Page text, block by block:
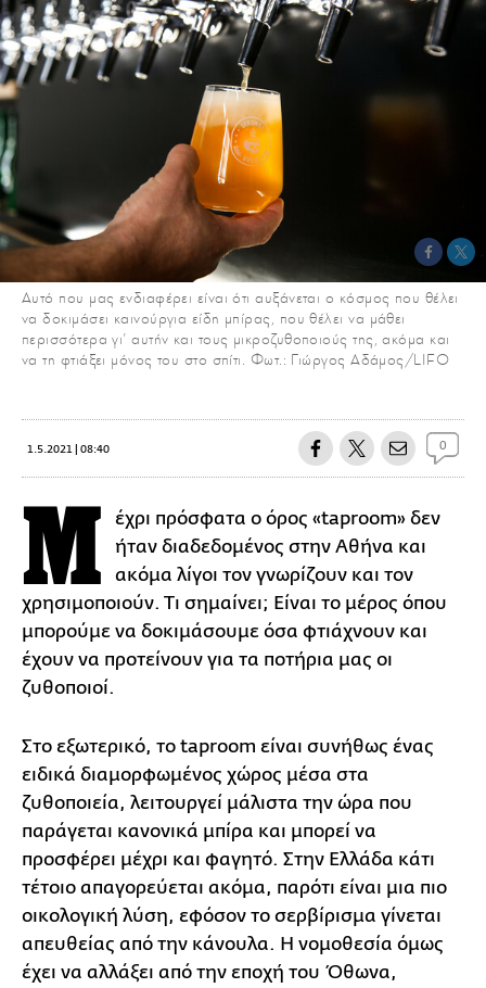
Αυτό που μας ενδιαφέρει είναι ότι αυξάνεται ο κόσμος που θέλει
να δοκιμάσει καινούργια είδη μπίρας, που θέλει να μάθει
περισσότερα γι’ αυτήν και τους μικροζυθοποιούς της, ακόμα και
να τη φτιάξει μόνος του στο σπίτι. Φωτ.: Γιώργος Αδάμος/LIFO
1.5.2021 | 08:40 0
Μ
έχρι πρόσφατα ο όρος «taproom» δεν
ήταν διαδεδομένος στην Αθήνα και
ακόμα λίγοι τον γνωρίζουν και τον
χρησιμοποιούν. Τι σημαίνει; Είναι το μέρος όπου
μπορούμε να δοκιμάσουμε όσα φτιάχνουν και
έχουν να προτείνουν για τα ποτήρια μας οι
ζυθοποιοί.
Στο εξωτερικό, το taproom είναι συνήθως ένας
ειδικά διαμορφωμένος χώρος μέσα στα
ζυθοποιεία, λειτουργεί μάλιστα την ώρα που
παράγεται κανονικά μπίρα και μπορεί να
προσφέρει μέχρι και φαγητό. Στην Ελλάδα κάτι
τέτοιο απαγορεύεται ακόμα, παρότι είναι μια πιο
οικολογική λύση, εφόσον το σερβίρισμα γίνεται
απευθείας από την κάνουλα. Η νομοθεσία όμως
έχει να αλλάξει από την εποχή του Όθωνα,